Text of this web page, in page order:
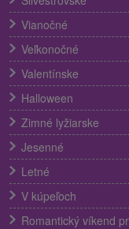
Vianočné
Veľkonočné
Valentínske
Halloween
Zimné lyžiarske
Jesenné
Letné
V kúpeľoch
Romantický víkend